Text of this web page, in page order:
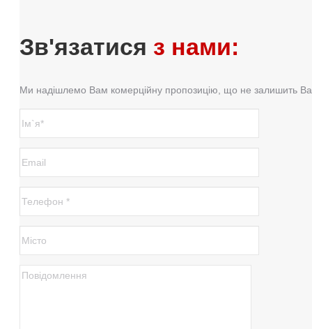
Зв'язатися з нами:
Ми надішлемо Вам комерційну пропозицію, що не залишить